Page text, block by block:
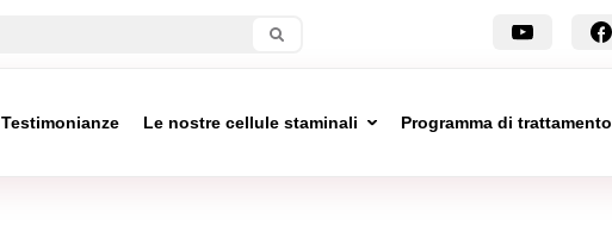
Testimonianze Le nostre cellule staminali Programma di trattamento